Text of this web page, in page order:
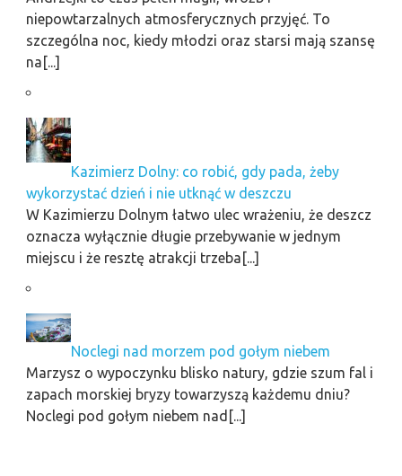
niepowtarzalnych atmosferycznych przyjęć. To
szczególna noc, kiedy młodzi oraz starsi mają szansę
na[...]
Kazimierz Dolny: co robić, gdy pada, żeby
wykorzystać dzień i nie utknąć w deszczu
W Kazimierzu Dolnym łatwo ulec wrażeniu, że deszcz
oznacza wyłącznie długie przebywanie w jednym
miejscu i że resztę atrakcji trzeba[...]
Noclegi nad morzem pod gołym niebem
Marzysz o wypoczynku blisko natury, gdzie szum fal i
zapach morskiej bryzy towarzyszą każdemu dniu?
Noclegi pod gołym niebem nad[...]